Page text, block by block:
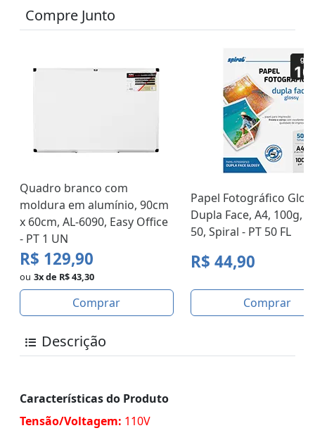
Compre Junto
Quadro branco com
moldura em alumínio, 90cm
x 60cm, AL-6090, Easy Office
- PT 1 UN
R$ 129,90
ou 3x de R$ 43,30
Comprar
Papel Fotográfico
Dupla Face, A4, 100g,
50, Spiral - PT 50 FL
R$ 44,90
Comprar
Descrição
Características do Produto
Tensão/Voltagem: 110V